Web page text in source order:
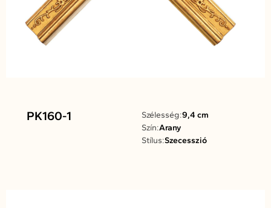
PK160-1 Szélesség:9,4 cm
Szín:Arany
Stílus:Szecesszió